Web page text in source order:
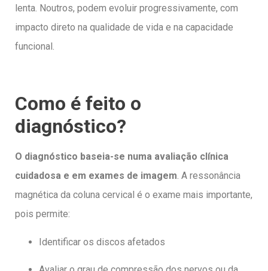
lenta. Noutros, podem evoluir progressivamente, com
impacto direto na qualidade de vida e na capacidade
funcional.
Como é feito o
diagnóstico?
O diagnóstico baseia-se numa avaliação clínica
cuidadosa e em exames de imagem. A ressonância
magnética da coluna cervical é o exame mais importante,
pois permite:
Identificar os discos afetados